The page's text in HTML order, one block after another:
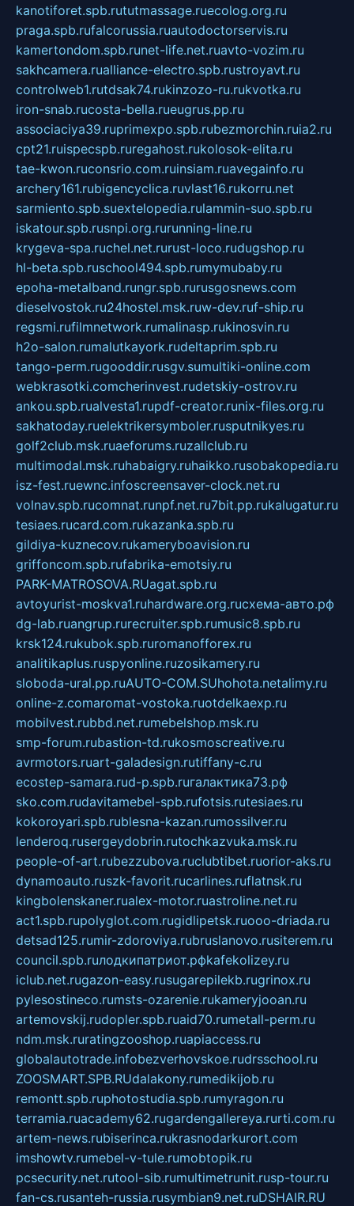
kanotiforet.spb.rututmassage.ruecolog.org.ru
praga.spb.rufalcorussia.ruautodoctorservis.ru
kamertondom.spb.runet-life.net.ruavto-vozim.ru
sakhcamera.rualliance-electro.spb.rustroyavt.ru
controlweb1.rutdsak74.rukinzozo-ru.rukvotka.ru
iron-snab.rucosta-bella.rueugrus.pp.ru
associaciya39.ruprimexpo.spb.rubezmorchin.ruia2.ru
cpt21.ruispecspb.ruregahost.rukolosok-elita.ru
tae-kwon.ruconsrio.com.ruinsiam.ruavegainfo.ru
archery161.rubigencyclica.ruvlast16.rukorru.net
sarmiento.spb.suextelopedia.rulammin-suo.spb.ru
iskatour.spb.rusnpi.org.rurunning-line.ru
krygeva-spa.ruchel.net.rurust-loco.rudugshop.ru
hl-beta.spb.ruschool494.spb.rumymubaby.ru
epoha-metalband.rungr.spb.rurusgosnews.com
dieselvostok.ru24hostel.msk.ruw-dev.ruf-ship.ru
regsmi.rufilmnetwork.rumalinasp.rukinosvin.ru
h2o-salon.rumalutkayork.rudeltaprim.spb.ru
tango-perm.rugooddir.rusgv.sumultiki-online.com
webkrasotki.comcherinvest.rudetskiy-ostrov.ru
ankou.spb.rualvesta1.rupdf-creator.runix-files.org.ru
sakhatoday.ruelektrikersymboler.rusputnikyes.ru
golf2club.msk.ruaeforums.ruzallclub.ru
multimodal.msk.ruhabaigry.ruhaikko.rusobakopedia.ru
isz-fest.ruewnc.infoscreensaver-clock.net.ru
volnav.spb.rucomnat.runpf.net.ru7bit.pp.rukalugatur.ru
tesiaes.rucard.com.rukazanka.spb.ru
gildiya-kuznecov.rukameryboavision.ru
griffoncom.spb.rufabrika-emotsiy.ru
PARK-MATROSOVA.RUagat.spb.ru
avtoyurist-moskva1.ruhardware.org.ruсхема-авто.рф
dg-lab.ruangrup.rurecruiter.spb.rumusic8.spb.ru
krsk124.rukubok.spb.ruromanofforex.ru
analitikaplus.ruspyonline.ruzosikamery.ru
sloboda-ural.pp.ruAUTO-COM.SUhohota.netalimy.ru
online-z.comaromat-vostoka.ruotdelkaexp.ru
mobilvest.rubbd.net.rumebelshop.msk.ru
smp-forum.rubastion-td.rukosmoscreative.ru
avrmotors.ruart-galadesign.rutiffany-c.ru
ecostep-samara.rud-p.spb.ruгалактика73.рф
sko.com.rudavitamebel-spb.rufotsis.rutesiaes.ru
kokoroyari.spb.rublesna-kazan.rumossilver.ru
lenderoq.rusergeydobrin.rutochkazvuka.msk.ru
people-of-art.rubezzubova.ruclubtibet.ruorior-aks.ru
dynamoauto.ruszk-favorit.rucarlines.ruflatnsk.ru
kingbolenskaner.rualex-motor.ruastroline.net.ru
act1.spb.rupolyglot.com.rugidlipetsk.ruooo-driada.ru
detsad125.rumir-zdoroviya.rubruslanovo.rusiterem.ru
council.spb.ruлодкипатриот.рфkafekolizey.ru
iclub.net.rugazon-easy.rusugarepilekb.rugrinox.ru
pylesostineco.rumsts-ozarenie.rukameryjooan.ru
artemovskij.rudopler.spb.ruaid70.rumetall-perm.ru
ndm.msk.ruratingzooshop.ruapiaccess.ru
globalautotrade.infobezverhovskoe.rudrsschool.ru
ZOOSMART.SPB.RUdalakony.rumedikijob.ru
remontt.spb.ruphotostudia.spb.rumyragon.ru
terramia.ruacademy62.rugardengallereya.rurti.com.ru
artem-news.rubiserinca.rukrasnodarkurort.com
imshowtv.rumebel-v-tule.rumobtopik.ru
pcsecurity.net.rutool-sib.rumultimetrunit.rusp-tour.ru
fan-cs.rusanteh-russia.rusymbian9.net.ruDSHAIR.RU